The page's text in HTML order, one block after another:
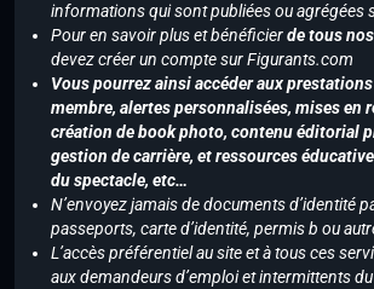
informations qui sont publiées ou agrégées
Pour en savoir plus et bénéficierde tous
devez créer un compte sur Figurants.com
Vous pourrez ainsi accéder aux
membre, alertes personnalisées, mises en
création de book photo, contenu éditorial
gestion de carrière, et ressources
du spectacle, etc…
N’envoyez jamais de documents d’identité
passeports, carte d’identité, permis b ou
L’accès préférentiel au site et à tous ces
aux demandeurs d’emploi et intermittents